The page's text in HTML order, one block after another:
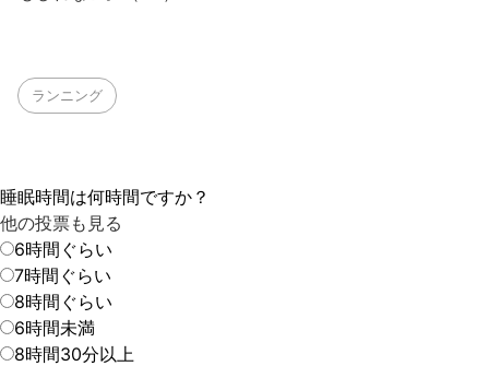
ランニング
睡眠時間は何時間ですか？
他の投票も見る
6時間ぐらい
7時間ぐらい
8時間ぐらい
6時間未満
8時間30分以上